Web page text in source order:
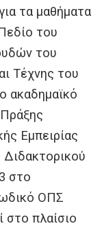
τα μαθήματα
του
του
Τέχνης του
ακαδημαϊκό
Εμπειρίας
στο
ΟΠΣ
στο πλαίσιο